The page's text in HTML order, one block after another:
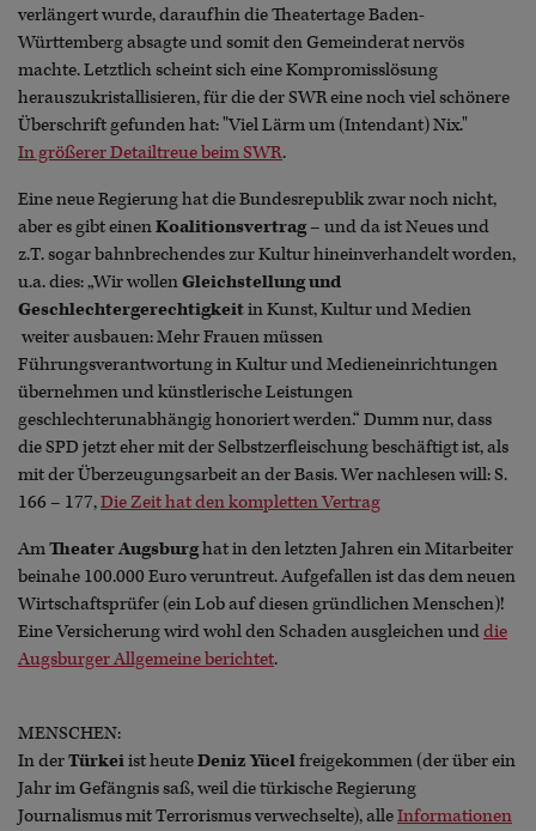
verlängert wurde, daraufhin die Theatertage Baden-
Württemberg absagte und somit den Gemeinderat nervös
machte. Letztlich scheint sich eine Kompromisslösung
herauszukristallisieren, für die der SWR eine noch viel schönere
Überschrift gefunden hat: "Viel Lärm um (Intendant) Nix."
In größerer Detailtreue beim SWR.
Eine neue Regierung hat die Bundesrepublik zwar noch nicht,
aber es gibt einenKoalitionsvertrag– und da ist Neues und
z.T. sogar bahnbrechendes zur Kultur hineinverhandelt worden,
u.a. dies: „Wir wollenGleichstellung und
Geschlechtergerechtigkeitin Kunst, Kultur und Medien
weiter ausbauen: Mehr Frauen müssen
Führungsverantwortung in Kultur und Medieneinrichtungen
übernehmen und künstlerische Leistungen
geschlechterunabhängig honoriert werden.“ Dumm nur, dass
die SPD jetzt eher mit der Selbstzerfleischung beschäftigt ist, als
mit der Überzeugungsarbeit an der Basis. Wer nachlesen will: S.
166 – 177,Die Zeit hat den kompletten Vertrag
AmTheater Augsburghat in den letzten Jahren ein Mitarbeiter
beinahe 100.000 Euro veruntreut. Aufgefallen ist das dem neuen
Wirtschaftsprüfer (ein Lob auf diesen gründlichen Menschen)!
Eine Versicherung wird wohl den Schaden ausgleichen unddie
Augsburger Allgemeine berichtet.
MENSCHEN:
In derTürkeiist heuteDeniz Yücelfreigekommen (der über ein
Jahr im Gefängnis saß, weil die türkische Regierung
Journalismus mit Terrorismus verwechselte), alleInformationen